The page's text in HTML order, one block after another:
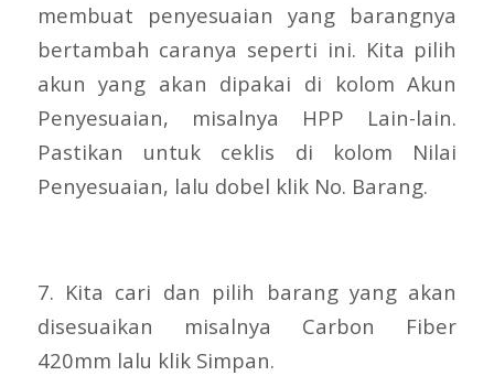
membuat penyesuaian yang barangnya
bertambah caranya seperti ini. Kita pilih
akun yang akan dipakai di kolom Akun
Penyesuaian, misalnya HPP Lain-lain.
Pastikan untuk ceklis di kolom Nilai
Penyesuaian, lalu dobel klik No. Barang.
7. Kita cari dan pilih barang yang akan
disesuaikan misalnya Carbon Fiber
420mm lalu klik Simpan.